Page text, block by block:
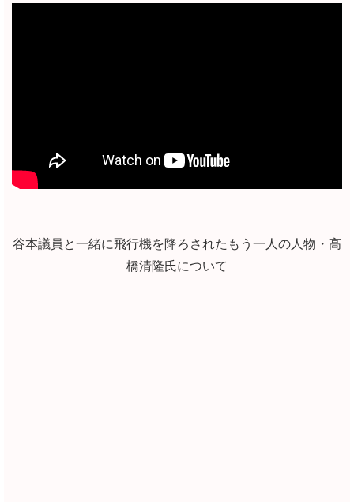
谷本議員と一緒に飛行機を降ろされたもう一人の人物・高
橋清隆氏について